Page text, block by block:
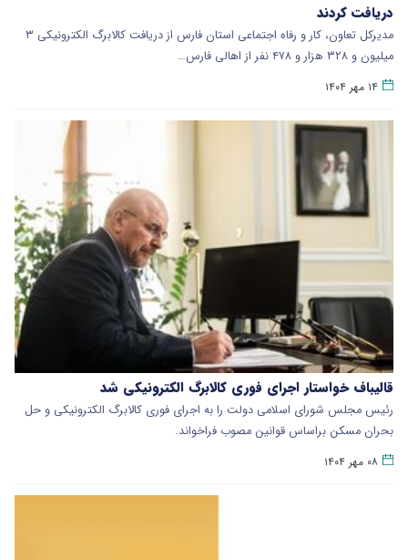
دریافت کردند
مدیرکل تعاون، کار و رفاه اجتماعی استان فارس از دریافت کالابرگ الکترونیکی ۳
میلیون و ۳۲۸ هزار و ۴۷۸ نفر از اهالی فارس…
۱۴ مهر ۱۴۰۴
قالیباف خواستار اجرای فوری کالابرگ الکترونیکی شد
رئیس مجلس شورای اسلامی دولت را به اجرای فوری کالابرگ الکترونیکی و حل
بحران مسکن براساس قوانین مصوب فراخواند.
۰۸ مهر ۱۴۰۴